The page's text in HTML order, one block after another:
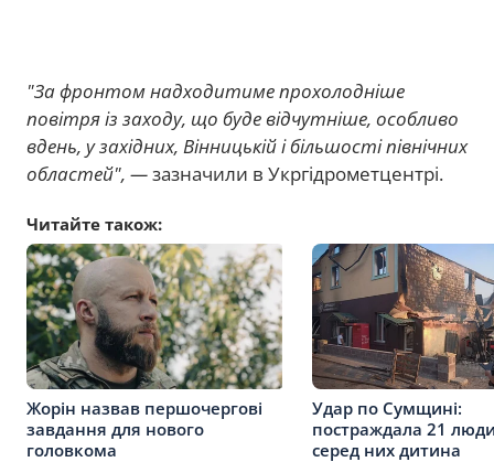
"За фронтом надходитиме прохолодніше
повітря із заходу, що буде відчутніше, особливо
вдень, у західних, Вінницькій і більшості північних
областей", —зазначили в Укргідрометцентрі.
Читайте також:
Жорін назвав першочергові
завдання для нового
головкома
Удар по Сумщині:
постраждала 21
серед них дитина